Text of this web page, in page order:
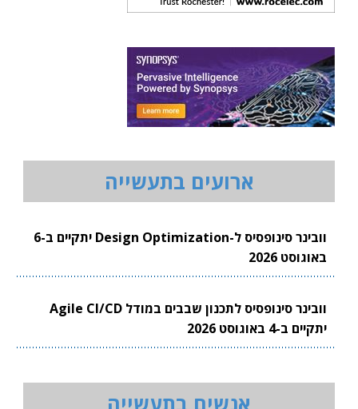
ארועים בתעשייה
וובינר סינופסיס ל-Design Optimization יתקיים ב-6
באוגוסט 2026
וובינר סינופסיס לתכנון שבבים במודל Agile CI/CD
יתקיים ב-4 באוגוסט 2026
אנשים בתעשייה